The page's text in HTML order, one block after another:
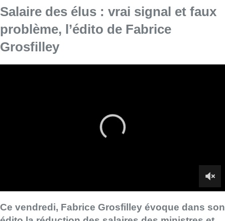
Salaire des élus : vrai signal et faux
problème, l’édito de Fabrice
Grosfilley
Et tout d’un coup, le salaire des élus devint un problème à
On va donc baisser le traitement de tous les
d’étendre
la mesure à tous les niveaux de pouvoir, pour les ministres
Ce soudain emballement autour de la rémunération des élus, il
a deux origines.
La première,
c’est la grande difficulté que